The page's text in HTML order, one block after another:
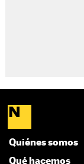
Quiénes somos
Qué hacemos